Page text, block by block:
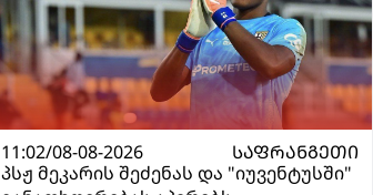
11:02/08-08-2026
ᲡᲐᲤᲠᲐᲜᲒᲔᲗᲘ
პსჟ მეკარის შეძენას და "იუვენტუსში"